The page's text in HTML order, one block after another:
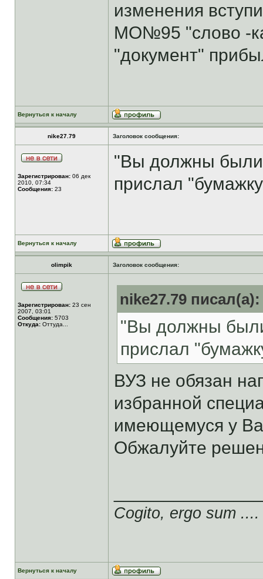
изменения
МО№95 "слово -
"документ"
Вернуться к началу
nike27.79 Заголовок сообщения:
Зарегистрирован: 06 дек
2010, 07:34
Сообщения: 23
"Вы должны были
прислал
Вернуться к началу
olimpik Заголовок сообщения:
Зарегистрирован: 23 сен
2007, 03:01
Сообщения: 5703
Откуда: Оттуда...
nike27.79 писал(а):
"Вы должны
прислал
ВУЗ не обязан
избранной
имеющемуся у
Обжалуйте
Cogito, ergo sum ....
Вернуться к началу